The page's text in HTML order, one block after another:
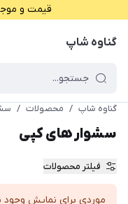
قیمت و
گناوه شاپ
گناوه شاپ / محصولات /
سشوار های کپی
فیلتر محصولات
موردی برای نمایش وجود